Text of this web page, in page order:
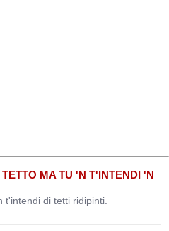
MA TU 'N T'INTENDI 'N
t'intendi di tetti ridipinti.